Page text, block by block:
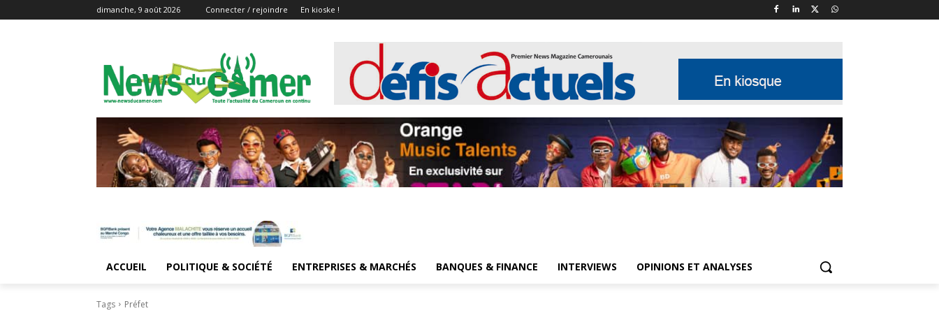
dimanche, 9 août 2026 Connecter / rejoindre En kioske !
ACCUEIL POLITIQUE & SOCIÉTÉ ENTREPRISES & MARCHÉS BANQUES & FINANCE INTERVIEWS OPINIONS ET ANALYSES
Tags Préfet